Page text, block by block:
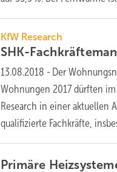
KfW Research
SHK-
13.08.2018 - Der
Wohnungen 2017 dürften
Research in einer aktuellen
qualifizierte Fachkräfte,
Primäre